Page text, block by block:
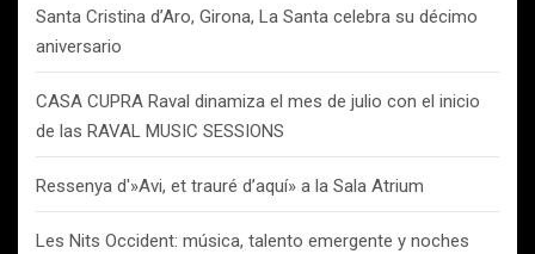
Santa Cristina d’Aro, Girona, La Santa celebra su décimo
aniversario
CASA CUPRA Raval dinamiza el mes de julio con el inicio
de las RAVAL MUSIC SESSIONS
Ressenya d'»Avi, et trauré d’aquí» a la Sala Atrium
Les Nits Occident: música, talento emergente y noches